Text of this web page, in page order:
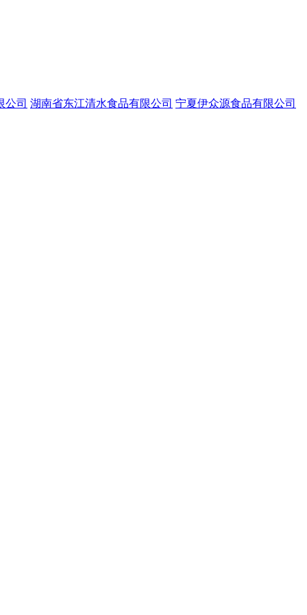
公司 湖南省东江清水食品有限公司 宁夏伊众源食品有限公司